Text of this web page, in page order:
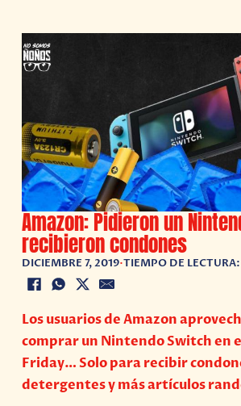
Amazon: Pidieron un
recibieron condones
DICIEMBRE 7, 2019•TIEMPO DE
Los usuarios de Amazon
comprar un Nintendo Switch en
Friday… Solo para recibir
detergentes y más artículos